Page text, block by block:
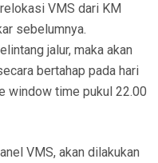
VMS dari KM
sebelumnya.
jalur, maka akan
bertahap pada hari
window time pukul 22.00
VMS, akan dilakukan